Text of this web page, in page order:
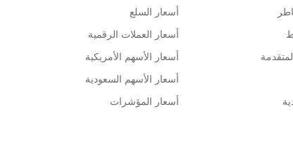
أسعار السلع
أسعار العملات الرقمية
أسعار الأسهم الأمريكية
أسعار الأسهم السعودية
أسعار المؤشرات